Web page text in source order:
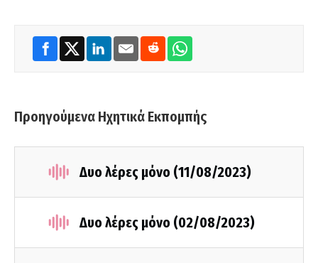
Προηγούμενα Ηχητικά Εκπομπής
Δυο λέρες μόνο (11/08/2023)
Δυο λέρες μόνο (02/08/2023)